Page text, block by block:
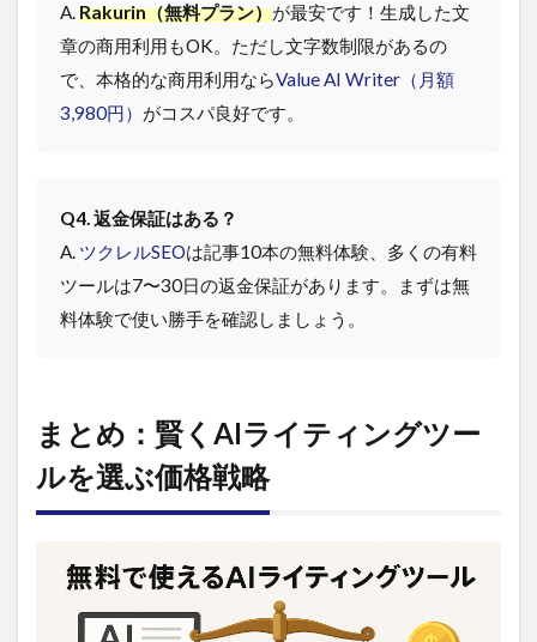
A.Rakurin（無料プラン）が最安です！生成した文
章の商用利用もOK。ただし文字数制限があるの
で、本格的な商用利用ならValue AI Writer（月額
3,980円） がコスパ良好です。
Q4. 返金保証はある？
A. ツクレルSEOは記事10本の無料体験、多くの有料
ツールは7〜30日の返金保証があります。まずは無
料体験で使い勝手を確認しましょう。
まとめ：賢くAIライティングツー
ルを選ぶ価格戦略